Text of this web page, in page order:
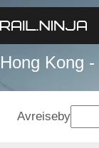
Hong Kong
Avreiseby